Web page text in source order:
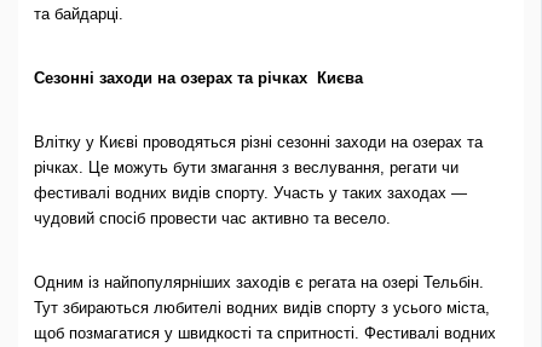
та байдарці.
Сезонні заходи на озерах та річках Києва
Влітку у Києві проводяться різні сезонні заходи на озерах та
річках. Це можуть бути змагання з веслування, регати чи
фестивалі водних видів спорту. Участь у таких заходах —
чудовий спосіб провести час активно та весело.
Одним із найпопулярніших заходів є регата на озері Тельбін.
Тут збираються любителі водних видів спорту з усього міста,
щоб позмагатися у швидкості та спритності. Фестивалі водних